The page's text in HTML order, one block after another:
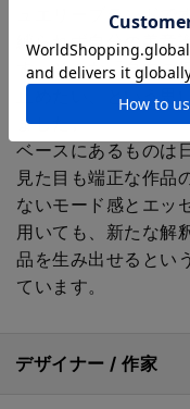
ュエリーブランドで
縛られず自分の美
す。そんな「自由の
止めたい、という思
ました。
ベースにあるものは
見た目も端正な作品
ないモード感とエッ
用いても、新たな解
品を生み出せるとい
ています。
デザイナー / 作家